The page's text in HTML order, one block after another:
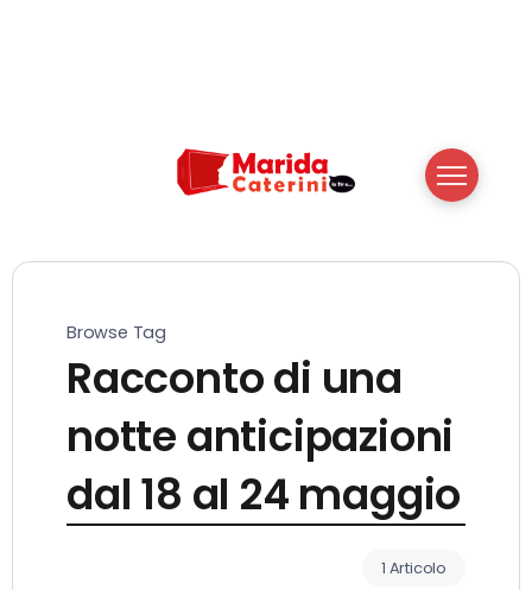
Browse Tag
Racconto di una
notte anticipazioni
dal 18 al 24 maggio
1 Articolo